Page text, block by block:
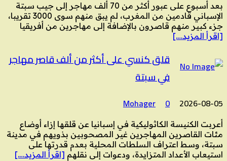
بعد أسبوع على عبور أكثر من 70 ألف مهاجر إلى جيب سبتة
الإسباني قادمين من المغرب، لم يبق منهم سوى 3000 تقريبا،
جزء كبير منهم قاصرون بالإضافة إلى مهاجرين من أفريقيا
[اقرأ المزيد….]
قلق كنسي على أكثر من ألف قاصر مهاجر
في سبتة
2026-08-05
Mohager 0
أعربت الكنيسة الكاثوليكية في إسبانيا عن قلقها إزاء أوضاع
مئات القاصرين المهاجرين غير المصحوبين بذويهم في مدينة
سبتة، وسط اعتراف السلطات المحلية بعدم قدرتها على
استيعاب الأعداد المتزايدة، ودعوات إلى نقلهم [اقرأ المزيد….]